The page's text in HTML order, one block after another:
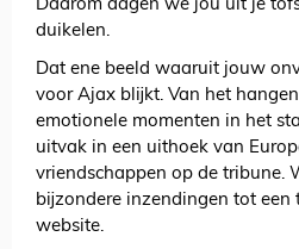
Daarom dagen we jou uit je
duikelen.
Dat ene beeld waaruit jouw
voor Ajax blijkt. Van het
emotionele momenten in het
uitvak in een uithoek van
vriendschappen op de tribune.
bijzondere inzendingen tot
website.